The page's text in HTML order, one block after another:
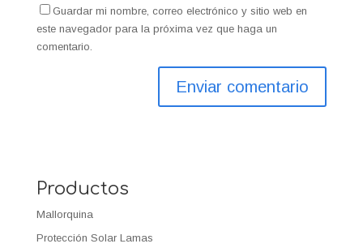
Guardar mi nombre, correo electrónico y sitio web en
este navegador para la próxima vez que haga un
comentario.
Productos
Mallorquina
Protección Solar Lamas